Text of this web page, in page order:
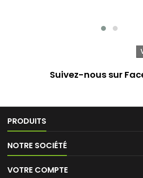
Suivez-nous sur
PRODUITS
NOTRE SOCIÉTÉ
VOTRE COMPTE